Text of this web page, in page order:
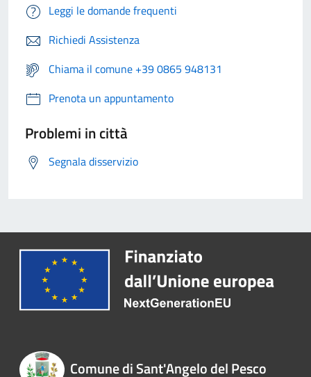
Leggi le domande frequenti
Richiedi Assistenza
Chiama il comune +39 0865 948131
Prenota un appuntamento
Problemi in città
Segnala disservizio
Comune di Sant'Angelo del Pesco